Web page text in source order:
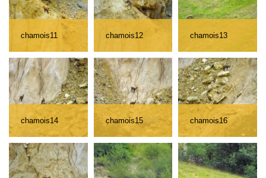
chamois11 chamois12 chamois13
chamois14 chamois15 chamois16